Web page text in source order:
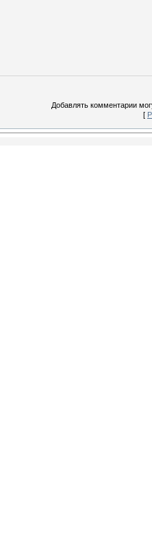
Добавлять комментарии
[